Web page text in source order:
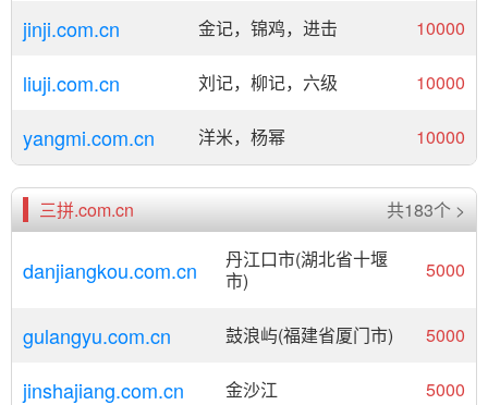
jinji.com.cn 金记，锦鸡，进击 10000
liuji.com.cn 刘记，柳记，六级 10000
yangmi.com.cn 洋米，杨幂 10000
三拼.com.cn 共183个 >
danjiangkou.com.cn
丹江口市(湖北省十堰
市)
5000
gulangyu.com.cn 鼓浪屿(福建省厦门市) 5000
jinshajiang.com.cn 金沙江 5000